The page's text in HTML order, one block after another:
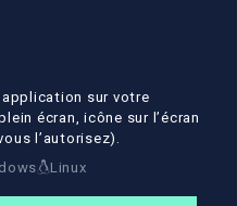
application sur votre
écran, icône sur l’écran
l’autorisez).
Linux